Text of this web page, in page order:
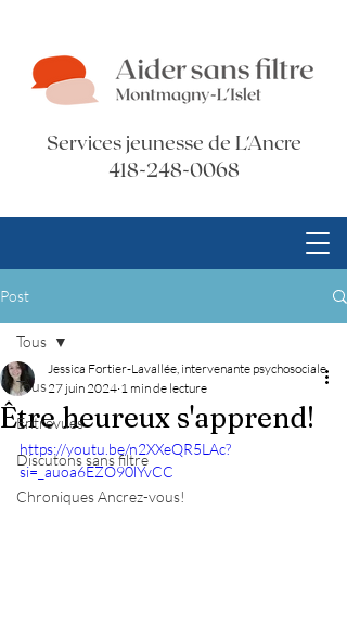
Services jeunesse de L'Ancre
418-248-0068
Post
Tous
Entrevues
Discutons sans filtre
Chroniques Ancrez-vous!
Tous
Être heureux s'apprend!
Jessica Fortier-Lavallée, intervenante psychosociale
27 juin 2024 1 min de lecture
https://youtu.be/n2XXeQR5LAc?
si=_auoa6EZO90lYvCC